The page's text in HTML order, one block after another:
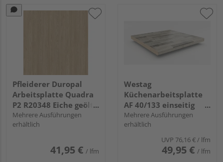
Pfleiderer Duropal
Arbeitsplatte Quadra
P2 R20348 Eiche geölt,
NW, VS Folie
Mehrere Ausführungen
erhältlich
41,95 € / lfm
Westag
Küchenarbeitsplatte
AF 40/133 einseitig
gerundet BBL242 POF
ajaccio eiche
Mehrere Ausführungen
erhältlich
UVP 76,16 €/ lfm
49,95 € / lfm